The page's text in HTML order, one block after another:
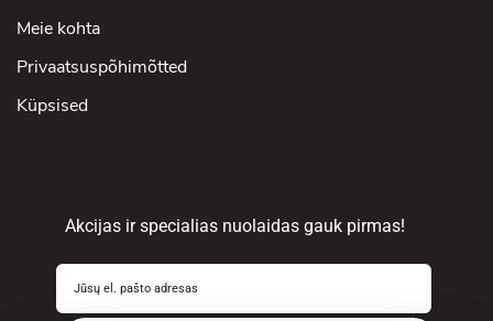
Meie kohta
Privaatsuspõhimõtted
Küpsised
Akcijas ir specialias nuolaidas gauk pirmas!